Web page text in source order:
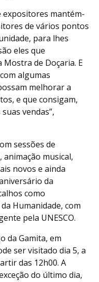
expositores mantém-
de vários pontos
para lhes
eles que
de Doçaria. E
algumas
melhorar a
e que consigam,
vendas”,
sessões de
musical,
novos e ainda
da
como
Humanidade, com
pela UNESCO.
da Gamita, em
ser visitado dia 5, a
das 12h00. A
do último dia,